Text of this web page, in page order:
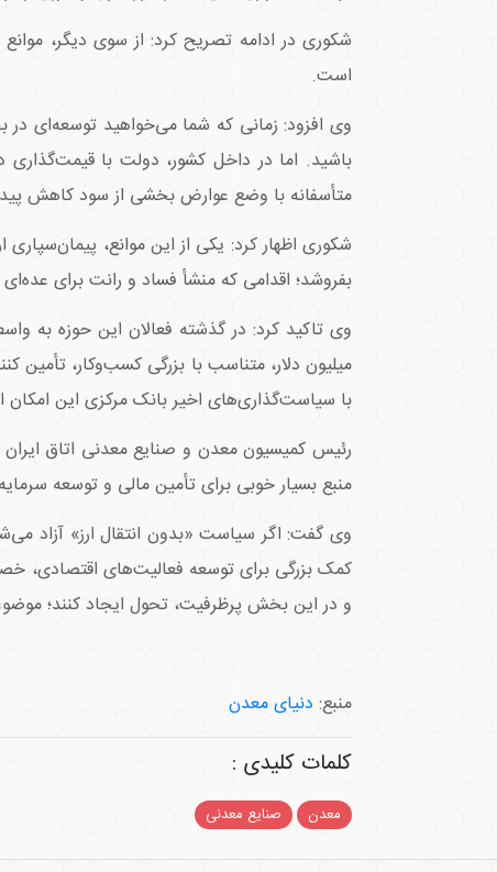
شکوری در ادامه تصریح کرد: از سوی دیگر،
است.
وی افزود: زمانی که شما می‌خواهید توسعه‌ای
باشید. اما در داخل کشور، دولت با
متأسفانه با وضع عوارض بخشی از سود کاهش پیدا
شکوری اظهار کرد: یکی از این موانع، پیمان‌سپاری
بفروشد؛ اقدامی که منشأ فساد و رانت برای
وی تاکید کرد: در گذشته فعالان این حوزه به
میلیون دلار، متناسب با بزرگی کسب‌وکار،
با سیاست‌گذاری‌های اخیر بانک مرکزی این امکان
منبع بسیار خوبی برای تأمین مالی و توسعه
وی گفت: اگر سیاست «بدون انتقال ارز» آزاد
کمک بزرگی برای توسعه فعالیت‌های اقتصادی،
و در این بخش پرظرفیت، تحول ایجاد کنند؛
منبع: دنیای معدن
کلمات کلیدی :
معدن صنایع معدنی